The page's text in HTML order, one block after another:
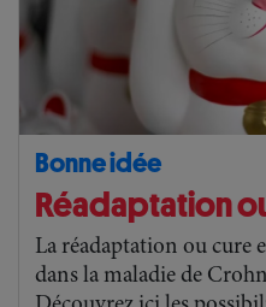
Bonne idée
Réadaptation
La réadaptation ou cure
dans la maladie de